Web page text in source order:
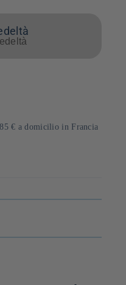
€ a domicilio in Francia